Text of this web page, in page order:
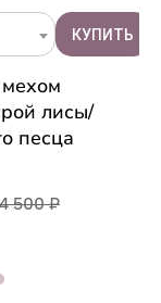
лисы/
песца
500 ₽